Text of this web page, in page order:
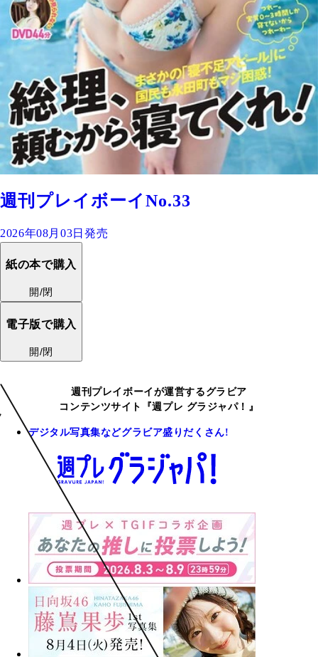
週刊プレイボーイNo.33
2026年08月03日発売
紙の本で購入
開/閉
電子版で購入
開/閉
週刊プレイボーイが運営するグラビア
コンテンツサイト『週プレ グラジャパ！』
デジタル写真集などグラビア盛りだくさん!